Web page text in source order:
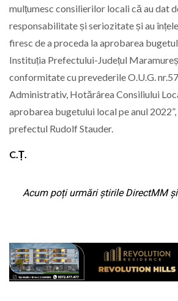
mulțumesc consilierilor locali că au dat
responsabilitate și seriozitate și au
firesc de a proceda la aprobarea
Instituția Prefectului-Județul
conformitate cu prevederile O.U.G.
Administrativ, Hotărârea Consiliului
aprobarea bugetului local pe anul
prefectul Rudolf Stauder.
C.Ț.
Acum poți urmări știrile DirectMM